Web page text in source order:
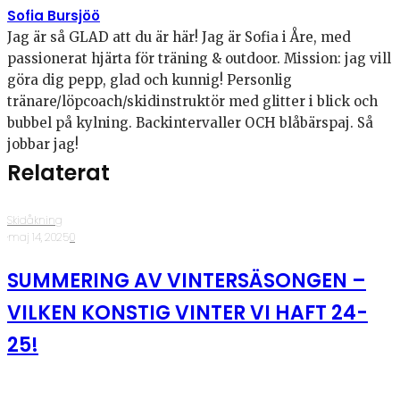
Sofia Bursjöö
Jag är så GLAD att du är här! Jag är Sofia i Åre, med
passionerat hjärta för träning & outdoor. Mission: jag vill
göra dig pepp, glad och kunnig! Personlig
tränare/löpcoach/skidinstruktör med glitter i blick och
bubbel på kylning. Backintervaller OCH blåbärspaj. Så
jobbar jag!
Relaterat
Skidåkning
·maj 14, 2025·0
SUMMERING AV VINTERSÄSONGEN –
VILKEN KONSTIG VINTER VI HAFT 24-
25!